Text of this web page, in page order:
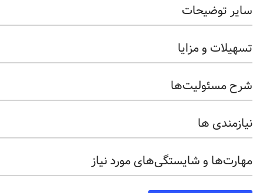
سایر توضیحات
تسهیلات و مزایا
شرح مسئولیت‌ها
نیازمندی ها
مهارت‌ها و شایستگی‌های مورد نیاز